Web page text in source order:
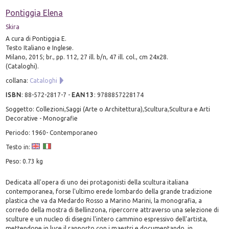
Pontiggia Elena
Skira
A cura di Pontiggia E.
Testo Italiano e Inglese.
Milano, 2015; br., pp. 112, 27 ill. b/n, 47 ill. col., cm 24x28.
(Cataloghi).
collana: Cataloghi
ISBN:88-572-2817-7 - EAN13 :9788857228174
Soggetto: Collezioni,Saggi (Arte o Architettura),Scultura,Scultura e Arti
Decorative - Monografie
Periodo: 1960- Contemporaneo
Testo in:
Peso: 0.73 kg
Dedicata all'opera di uno dei protagonisti della scultura italiana
contemporanea, forse l'ultimo erede lombardo della grande tradizione
plastica che va da Medardo Rosso a Marino Marini, la monografia, a
corredo della mostra di Bellinzona, ripercorre attraverso una selezione di
sculture e un nucleo di disegni l'intero cammino espressivo dell'artista,